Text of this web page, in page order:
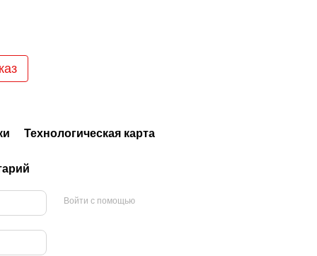
Технологическая карта
Войти с помощью